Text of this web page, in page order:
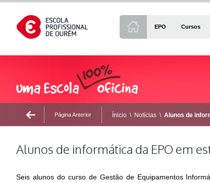
EPO Cursos
Página Anterior Ínicio \ Notícias \ Alunos de
Alunos de informática da EPO em
Seis alunos do curso de Gestão de Equipamentos